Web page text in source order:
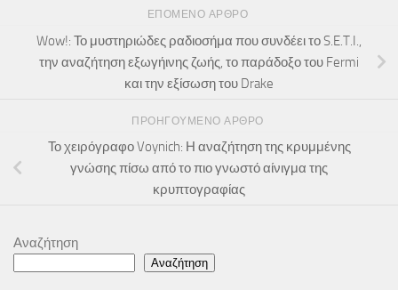
ΕΠΌΜΕΝΟ ΆΡΘΡΟ
Wow!: Το μυστηριώδες ραδιοσήμα που συνδέει το S.E.T.I.,
την αναζήτηση εξωγήινης ζωής, το παράδοξο του Fermi
και την εξίσωση του Drake
ΠΡΟΗΓΟΎΜΕΝΟ ΆΡΘΡΟ
Το χειρόγραφο Voynich: Η αναζήτηση της κρυμμένης
γνώσης πίσω από το πιο γνωστό αίνιγμα της
κρυπτογραφίας
Αναζήτηση
Αναζήτηση